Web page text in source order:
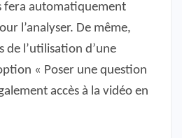
fera automatiquement
l’analyser. De même,
de l’utilisation d’une
« Poser une question
accès à la vidéo en